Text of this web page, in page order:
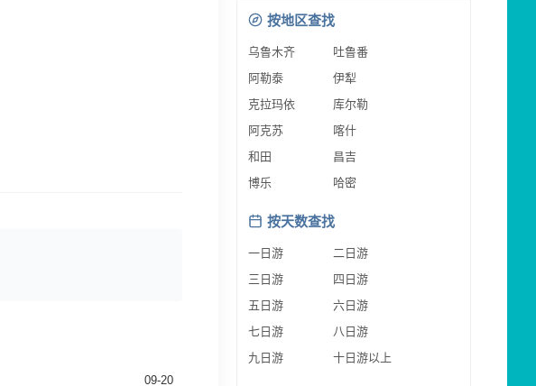
09-20
按地区查找
乌鲁木齐
吐鲁番
阿勒泰
伊犁
克拉玛依
库尔勒
阿克苏
喀什
和田
昌吉
博乐
哈密
按天数查找
一日游
二日游
三日游
四日游
五日游
六日游
七日游
八日游
九日游
十日游以上